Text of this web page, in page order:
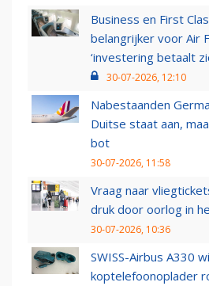
Business en First
belangrijker voor Air
‘investering betaalt
30-07-2026, 12:10
Nabestaanden
Duitse staat aan,
bot
30-07-2026, 11:58
Vraag naar
druk door oorlog in
30-07-2026, 10:36
SWISS-Airbus A330
koptelefoonoplader